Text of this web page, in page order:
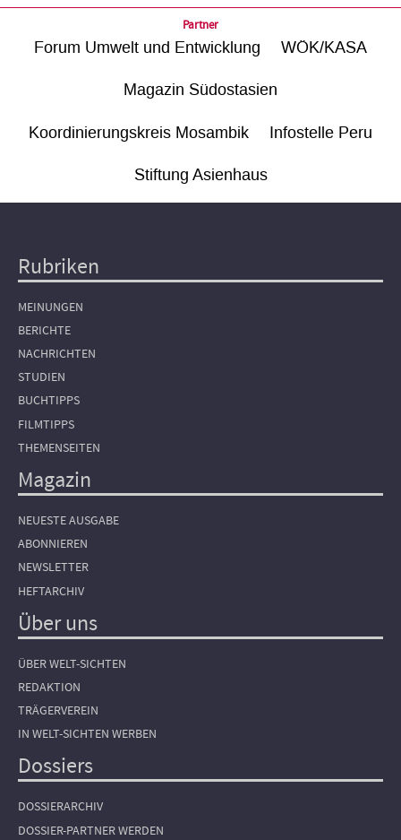
Partner
Forum Umwelt und Entwicklung WÖK/KASA
Magazin Südostasien
Koordinierungskreis Mosambik Infostelle Peru
Stiftung Asienhaus
Hauptnavigation
Rubriken
MEINUNGEN
BERICHTE
NACHRICHTEN
STUDIEN
BUCHTIPPS
FILMTIPPS
THEMENSEITEN
Magazin
NEUESTE AUSGABE
ABONNIEREN
NEWSLETTER
HEFTARCHIV
Über uns
ÜBER WELT-SICHTEN
REDAKTION
TRÄGERVEREIN
IN WELT-SICHTEN WERBEN
Dossiers
DOSSIERARCHIV
DOSSIER-PARTNER WERDEN